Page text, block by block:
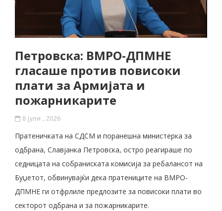
Петровска: ВМРО-ДПМНЕ
гласаше против повисоки
плати за Армијата и
пожарникарите
8 јули , 2026
Пратеничката на СДСМ и поранешна министерка за
одбрана, Славјанка Петровска, остро реагираше по
седницата на собраниската комисија за ребалансот на
Буџетот, обвинувајќи дека пратениците на ВМРО-
ДПМНЕ ги отфрлиле предлозите за повисоки плати во
секторот одбрана и за пожарникарите.